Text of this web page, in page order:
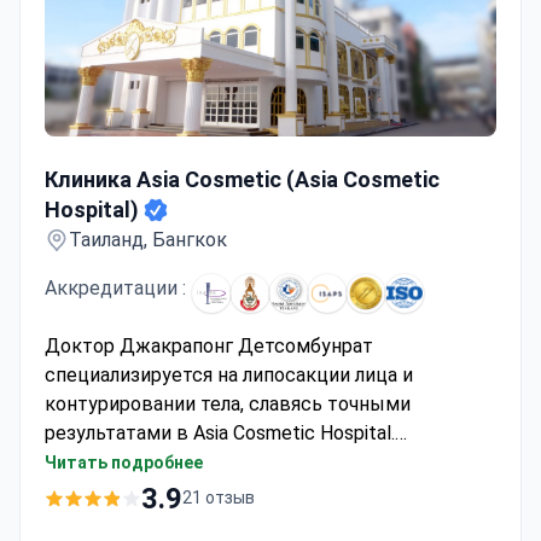
Клиника Asia Cosmetic (Asia Cosmetic
Hospital)
Таиланд, Бангкок
Аккредитации :
Доктор Джакрапонг Детсомбунрат
специализируется на липосакции лица и
контурировании тела, славясь точными
результатами в Asia Cosmetic Hospital.
Учреждение, аккредитованное JCI,
поддерживает строгие стандарты
Читать подробнее
3.921 отзыв